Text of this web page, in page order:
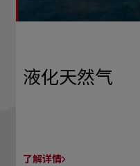
液化天然气
了解详情